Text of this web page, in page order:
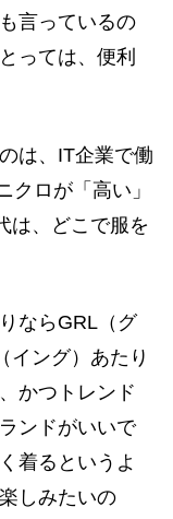
言っているの
っては、便利
は、IT企業で働
クロが「高い」
は、どこで服を
ならGRL（グ
イング）あたり
かつトレンド
ンドがいいで
着るというよ
しみたいの